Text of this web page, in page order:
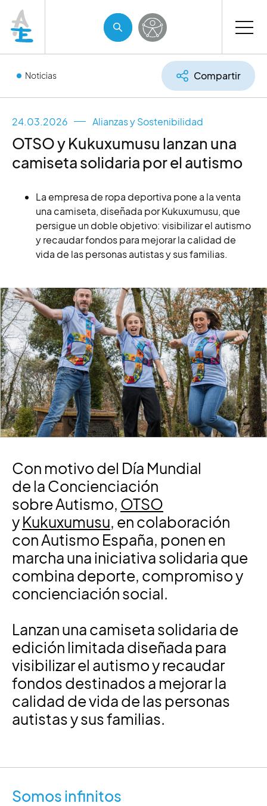
Noticias Compartir
24.03.2026 Alianzas y Sostenibilidad
OTSO y Kukuxumusu lanzan una
camiseta solidaria por el autismo
La empresa de ropa deportiva pone a la venta
una camiseta, diseñada por Kukuxumusu, que
persigue un doble objetivo: visibilizar el autismo
y recaudar fondos para mejorar la calidad de
vida de las personas autistas y sus familias.
Con motivo del Día Mundial
de la Concienciación
sobre Autismo, OTSO
yKukuxumusu, en colaboración
con Autismo España, ponen en
marcha una iniciativa solidaria que
combina deporte, compromiso y
concienciación social.
Lanzan una camiseta solidaria de
edición limitada diseñada para
visibilizar el autismo y recaudar
fondos destinados a mejorar la
calidad de vida de las personas
autistas y sus familias.
Somos infinitos